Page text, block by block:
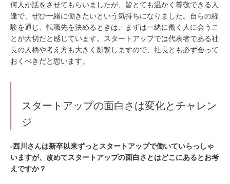
何人か話をさせてもらいましたが、皆とても温かく尊敬できる人
達で、ぜひ一緒に働きたいという気持ちになりました。自らの経
験を通じ、転職先を決めるときは、まずは一緒に働く人に会うこ
とが大切だと感じています。スタートアップでは代表者である社
長の人柄や考え方も大きく影響しますので、社長とも必ず会って
おくべきだと思います。
スタートアップの面白さは変化とチャレン
ジ
‐西川さんは新卒以来ずっとスタートアップで働いていらっしゃ
いますが、改めてスタートアップの面白さとはどこにあるとお考
えですか？